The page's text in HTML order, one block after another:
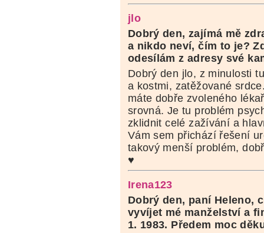
jlo
Dobrý den, zajímá mě
a nikdo neví, čím to je?
odesílám z adresy své
Dobrý den jlo, z minulosti
a kostmi, zatěžované
máte dobře zvoleného
srovná. Je tu problém
zklidnit celé zažívání a
Vám sem přichází řešení
takový menší problém,
♥
Irena123
Dobrý den, paní Heleno,
vyvíjet mé manželství a
1. 1983. Předem moc